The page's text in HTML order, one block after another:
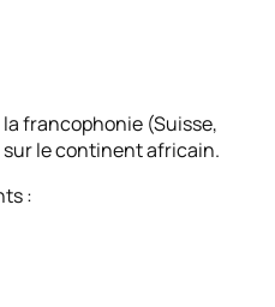
francophonie (Suisse,
sur le continent africain.
: